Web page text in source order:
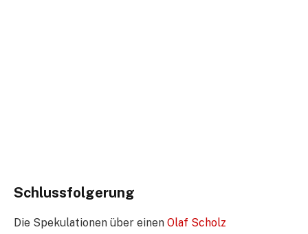
Schlussfolgerung
Die Spekulationen über einen Olaf Scholz